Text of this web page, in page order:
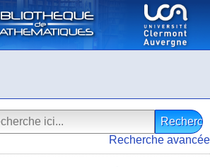
Recherche avancée